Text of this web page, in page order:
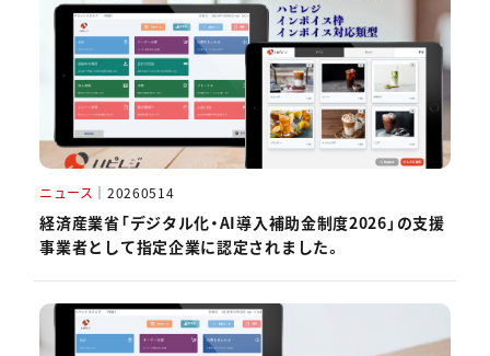
ニュース ｜ 20260514
経済産業省「デジタル化・AI導入補助金制度2026」の支援
事業者として指定企業に認定されました。